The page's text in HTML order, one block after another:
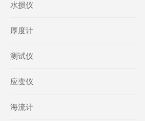
水损仪
厚度计
测试仪
应变仪
海流计